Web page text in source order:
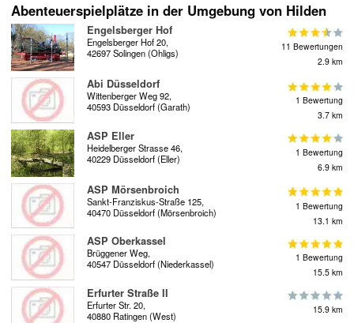
Abenteuerspielplätze in der Umgebung von Hilden
Engelsberger Hof
Engelsberger Hof 20,
42697 Solingen (Ohligs)
11 Bewertungen
2.9 km
Abi Düsseldorf
Wittenberger Weg 92,
40593 Düsseldorf (Garath)
1 Bewertung
3.7 km
ASP Eller
Heidelberger Strasse 46,
40229 Düsseldorf (Eller)
1 Bewertung
6.9 km
ASP Mörsenbroich
Sankt-Franziskus-Straße 125,
40470 Düsseldorf (Mörsenbroich)
1 Bewertung
13.1 km
ASP Oberkassel
Brüggener Weg,
40547 Düsseldorf (Niederkassel)
1 Bewertung
15.5 km
Erfurter Straße II
Erfurter Str. 20,
40880 Ratingen (West)
15.9 km